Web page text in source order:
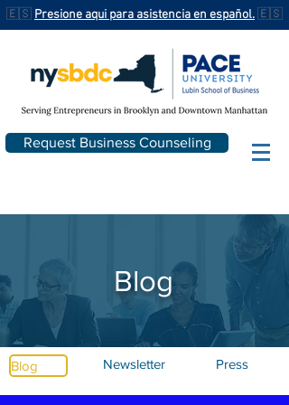
🇪🇸 Presione aqui para asistencia en español.🇪🇸
Request Business Counseling
Blog
Blog Newsletter Press